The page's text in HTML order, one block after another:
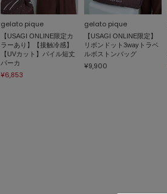
gelato pique
【USAGI ONLINE限定カ
ラーあり】【接触冷感】
【UVカット】パイル短丈
パーカ
¥6,853
gelato pique
【USAGI ONLINE限定】
リボンドット3wayトラベ
ルボストンバッグ
¥9,900